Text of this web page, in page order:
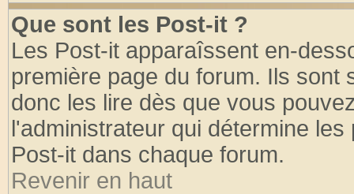
Que sont les Post-it ?
Les Post-it apparaîssent en-
première page du forum. Ils
donc les lire dès que vous
l'administrateur qui détermine
Post-it dans chaque forum.
Revenir en haut